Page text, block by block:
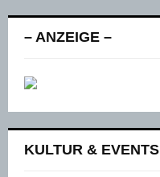
– ANZEIGE –
KULTUR & EVENTS